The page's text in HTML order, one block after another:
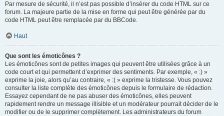
Par mesure de sécurité, il n’est pas possible d’insérer du code HTML sur ce
forum. La majeure partie de la mise en forme qui peut être générée par du
code HTML peut être remplacée par du BBCode.
Haut
Que sont les émoticônes ?
Les émoticônes sont de petites images qui peuvent être utilisées grâce à un
code court et qui permettent d’exprimer des sentiments. Par exemple, « :) »
exprime la joie, alors qu’au contraire, « :( » exprime la tristesse. Vous pouvez
consulter la liste complète des émoticônes depuis le formulaire de rédaction.
Essayez cependant de ne pas abuser des émoticônes, elles peuvent
rapidement rendre un message illisible et un modérateur pourrait décider de le
modifier ou de le supprimer complètement. Les administrateurs du forum